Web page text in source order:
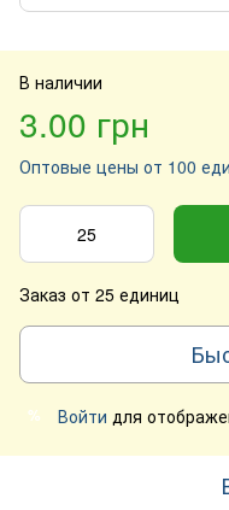
В наличии
3.00 грн
Оптовые цены от 100
Заказ от 25 единиц
% Войти для